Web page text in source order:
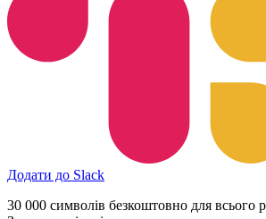
Додати до Slack
30 000 символів безкоштовно для всього